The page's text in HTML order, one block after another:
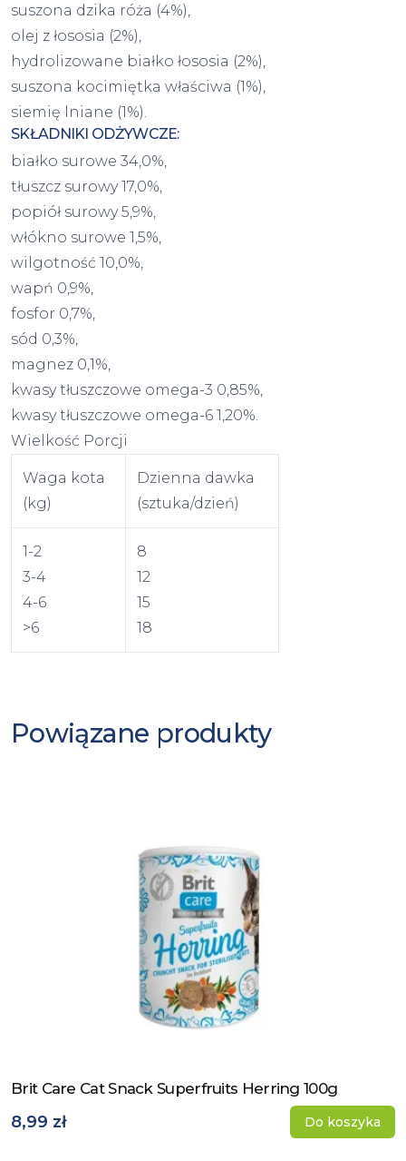
suszona dzika róża (4%),
olej z łososia (2%),
hydrolizowane białko łososia (2%),
suszona kocimiętka właściwa (1%),
siemię lniane (1%).
SKŁADNIKI ODŻYWCZE:
białko surowe 34,0%,
tłuszcz surowy 17,0%,
popiół surowy 5,9%,
włókno surowe 1,5%,
wilgotność 10,0%,
wapń 0,9%,
fosfor 0,7%,
sód 0,3%,
magnez 0,1%,
kwasy tłuszczowe omega-3 0,85%,
kwasy tłuszczowe omega-6 1,20%.
Wielkość Porcji
Waga kota
(kg)
Dzienna dawka
(sztuka/dzień)
1-2
3-4
4-6
>6
8
12
15
18
Powiązane produkty
Zobacz produkt
Brit Care Cat Snack Superfruits Herring 100g
8,99 zł Do koszyka